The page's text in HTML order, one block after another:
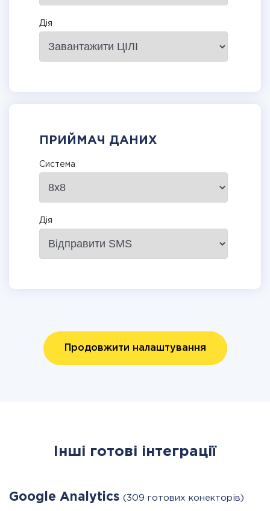
Дія
ПРИЙМАЧ ДАНИХ
Система
Дія
Продовжити налаштування
Інші готові інтеграції
Google Analytics (309 готових конекторів)